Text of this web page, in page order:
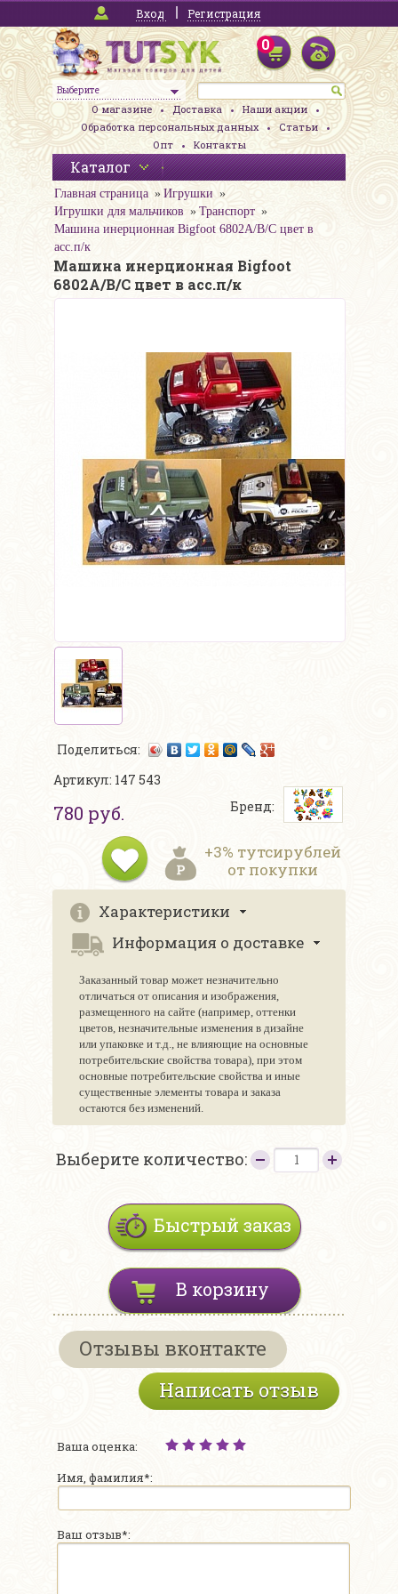
Вход Регистрация
Выберите
0
О магазине Доставка
Наши акции
Обработка персональных данных
Статьи
Опт
Контакты
Каталог
Главная страница
Игрушки
Игрушки для мальчиков
Транспорт
Машина инерционная Bigfoot 6802A/B/C цвет в
асс.п/к
Машина инерционная Bigfoot
6802A/B/C цвет в асс.п/к
Поделиться:
Артикул: 147 543
780 руб. Бренд:
+3% тутсирублей
от покупки
Характеристики
Информация о доставке
Заказанный товар может незначительно
отличаться от описания и изображения,
размещенного на сайте (например, оттенки
цветов, незначительные изменения в дизайне
или упаковке и т.д., не влияющие на основные
потребительские свойства товара), при этом
основные потребительские свойства и иные
существенные элементы товара и заказа
остаются без изменений.
Выберите количество:
Быстрый заказ
В корзину
Отзывы вконтакте
Написать отзыв
Ваша оценка:
Имя, фамилия*:
Ваш отзыв*: